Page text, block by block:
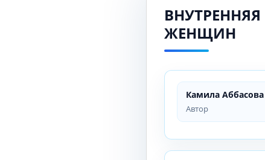
ЖЕНЩИН
Камила Аббасова
Автор